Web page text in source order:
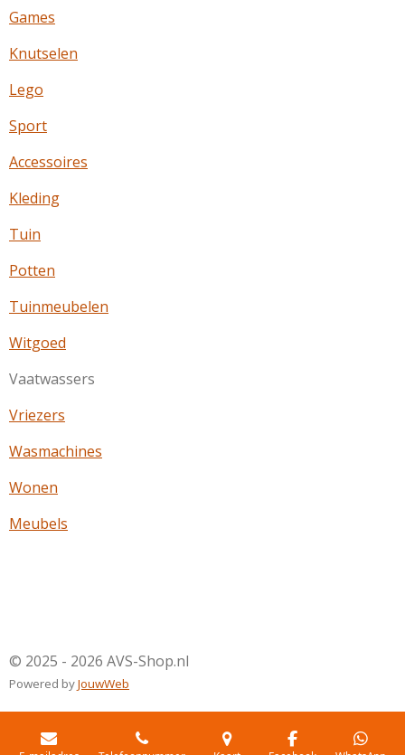
Games
Knutselen
Lego
Sport
Accessoires
Kleding
Tuin
Potten
Tuinmeubelen
Witgoed
Vaatwassers
Vriezers
Wasmachines
Wonen
Meubels
© 2025 - 2026 AVS-Shop.nl
Powered byJouwWeb